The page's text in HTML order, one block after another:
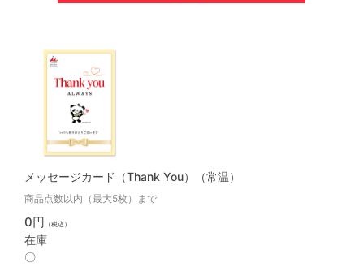
メッセージカード（Thank You）（常温）
商品点数以内（最大5枚）まで
0円 （税込）
在庫
〇